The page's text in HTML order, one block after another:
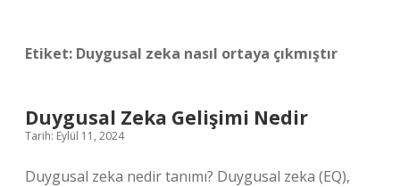
Etiket: Duygusal zeka nasıl ortaya çıkmıştır
Duygusal Zeka Gelişimi Nedir
Tarih: Eylül 11, 2024
Duygusal zeka nedir tanımı? Duygusal zeka (EQ),